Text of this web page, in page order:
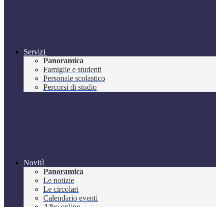
Servizi
Panoramica
Famiglie e studenti
Personale scolastico
Percorsi di studio
Novità
Panoramica
Le notizie
Le circolari
Calendario eventi